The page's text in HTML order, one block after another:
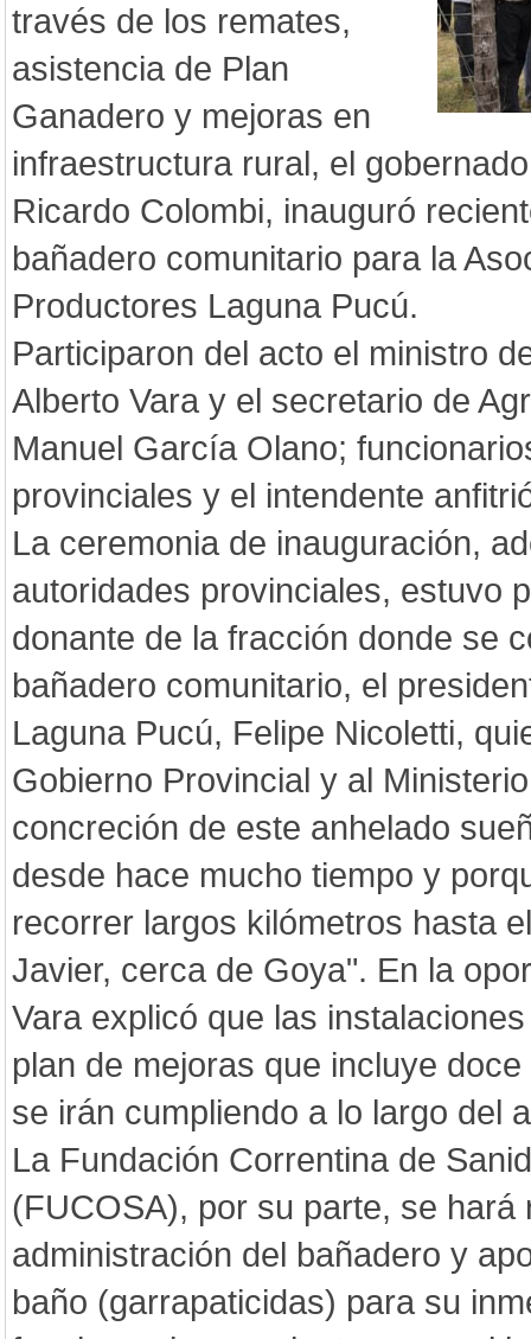
través de los remates,
asistencia de Plan
Ganadero y mejoras en
infraestructura rural, el
Ricardo Colombi, inauguró
bañadero comunitario para la
Productores Laguna Pucú.
Participaron del acto el ministro
Alberto Vara y el secretario de
Manuel García Olano;
provinciales y el intendente
La ceremonia de inauguración,
autoridades provinciales, estuvo
donante de la fracción donde se
bañadero comunitario, el
Laguna Pucú, Felipe Nicoletti,
Gobierno Provincial y al
concreción de este anhelado
desde hace mucho tiempo y
recorrer largos kilómetros hasta
Javier, cerca de Goya". En la
Vara explicó que las
plan de mejoras que incluye
se irán cumpliendo a lo largo del
La Fundación Correntina de
(FUCOSA), por su parte, se hará
administración del bañadero y
baño (garrapaticidas) para su